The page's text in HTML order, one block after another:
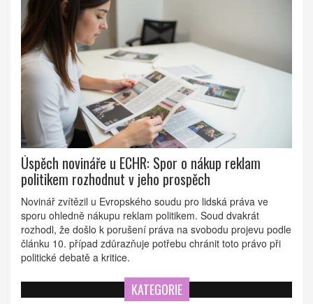
Úspěch novináře u ECHR: Spor o nákup reklam
politikem rozhodnut v jeho prospěch
Novinář zvítězil u Evropského soudu pro lidská práva ve
sporu ohledně nákupu reklam politikem. Soud dvakrát
rozhodl, že došlo k porušení práva na svobodu projevu podle
článku 10. případ zdůrazňuje potřebu chránit toto právo při
politické debatě a kritice.
KATEGORIE